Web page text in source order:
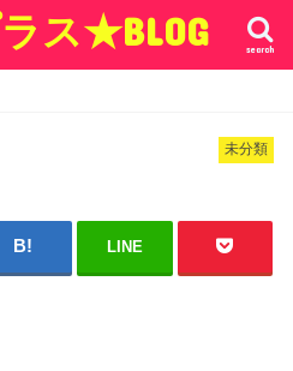
ス★BLOG search
未分類
LINE